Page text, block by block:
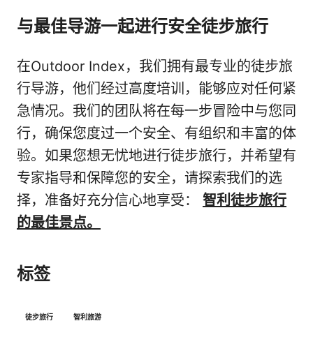
与最佳导游一起进行安全徒步旅行
在Outdoor Index，我们拥有最专业的徒步旅
行导游，他们经过高度培训，能够应对任何紧
急情况。我们的团队将在每一步冒险中与您同
行，确保您度过一个安全、有组织和丰富的体
验。如果您想无忧地进行徒步旅行，并希望有
专家指导和保障您的安全，请探索我们的选
择，准备好充分信心地享受： 智利徒步旅行
的最佳景点。
标签
徒步旅行 智利旅游